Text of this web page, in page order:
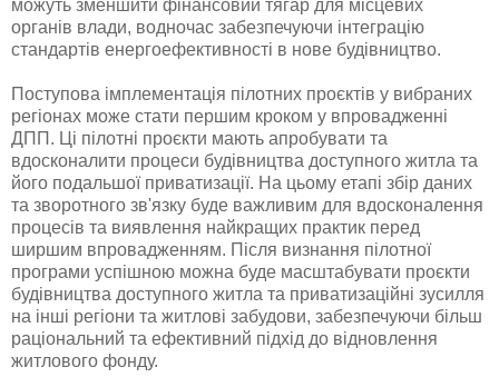
можуть зменшити фінансовий тягар для місцевих
органів влади, водночас забезпечуючи інтеграцію
стандартів енергоефективності в нове будівництво.
Поступова імплементація пілотних проєктів у вибраних
регіонах може стати першим кроком у впровадженні
ДПП. Ці пілотні проєкти мають апробувати та
вдосконалити процеси будівництва доступного житла та
його подальшої приватизації. На цьому етапі збір даних
та зворотного зв'язку буде важливим для вдосконалення
процесів та виявлення найкращих практик перед
ширшим впровадженням. Після визнання пілотної
програми успішною можна буде масштабувати проєкти
будівництва доступного житла та приватизаційні зусилля
на інші регіони та житлові забудови, забезпечуючи більш
раціональний та ефективний підхід до відновлення
житлового фонду.